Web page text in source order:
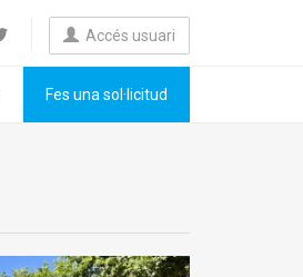
Accés usuari
Fes una sol·licitud